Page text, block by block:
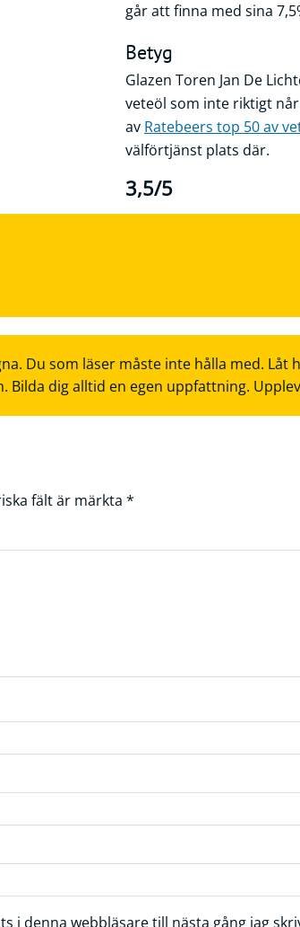
går att finna med sina
Betyg
Glazen Toren Jan De
veteöl som inte riktigt
av Ratebeers top 50 av
välförtjänst plats där.
3,5/5
Du som läser måste inte hålla med. Låt
dig alltid en egen uppfattning.
fält är märkta *
i denna webbläsare till nästa gång jag